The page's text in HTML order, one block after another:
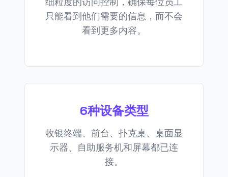
只能看到他们需要的信息，而不会
看到更多内容。
6种设备类型
收银终端、前台、扑克桌、桌面显
示器、自助服务机和屏幕都已连
接。